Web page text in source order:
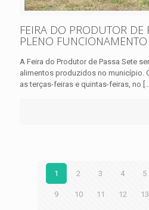
FEIRA DO PRODUTOR DE
PLENO FUNCIONAMENTO
A Feira do Produtor de Passa Sete
alimentos produzidos no município.
as terças-feiras e quintas-feiras, no […]
1 2 3 4 5
9 10 11 12 13